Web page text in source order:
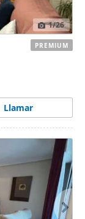
1/26
Llamar
PREMIUM